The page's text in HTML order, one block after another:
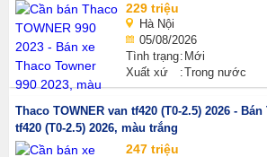
229 triệu
Hà Nội
05/08/2026
Tình trạng Mới
Xuất xứ
Trong nước
Thaco TOWNER van tf420 (T0-2.5) 2026 -
tf420 (T0-2.5) 2026, màu trắng
247 triệu